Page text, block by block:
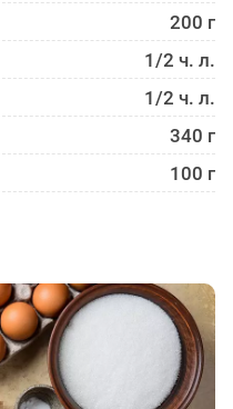
200 г
1/2 ч. л.
1/2 ч. л.
340 г
100 г